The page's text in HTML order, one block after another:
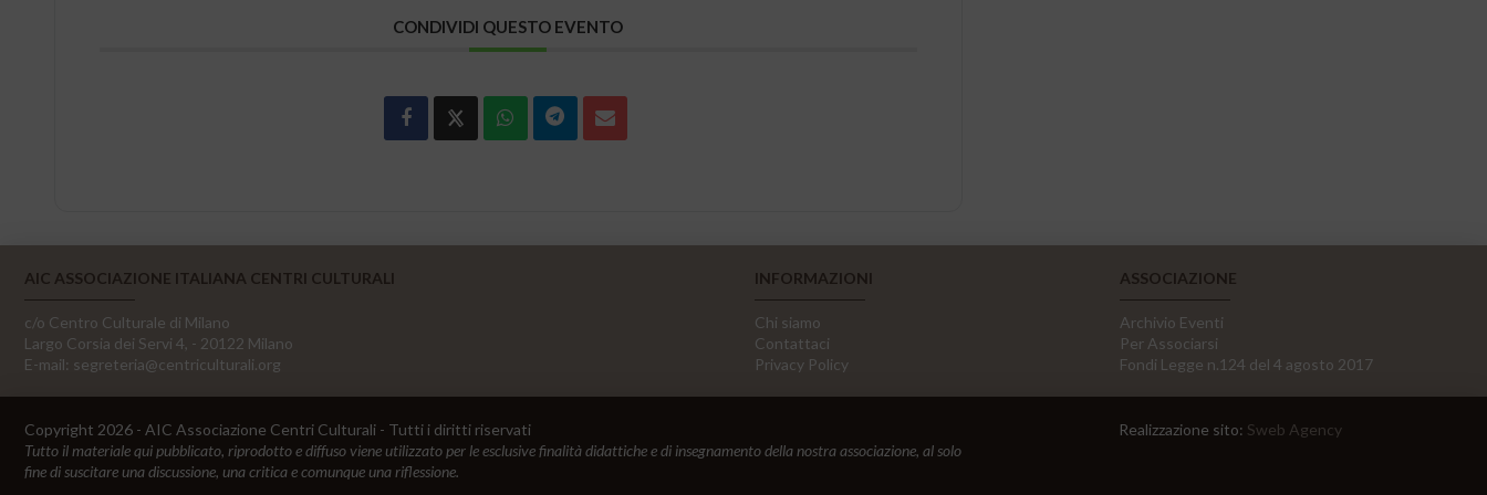
CONDIVIDI QUESTO EVENTO
AIC ASSOCIAZIONE ITALIANA CENTRI CULTURALI
c/o Centro Culturale di Milano
Largo Corsia dei Servi 4, - 20122 Milano
E-mail: segreteria@centriculturali.org
INFORMAZIONI
Chi siamo
Contattaci
Privacy Policy
ASSOCIAZIONE
Archivio Eventi
Per Associarsi
Fondi Legge n.124 del 4 agosto 2017
Copyright 2026 - AIC Associazione Centri Culturali - Tutti i diritti riservati
Tutto il materiale qui pubblicato, riprodotto e diffuso viene utilizzato per le esclusive finalità didattiche e di insegnamento della nostra associazione, al solo
fine di suscitare una discussione, una critica e comunque una riflessione.
Realizzazione sito: Sweb Agency